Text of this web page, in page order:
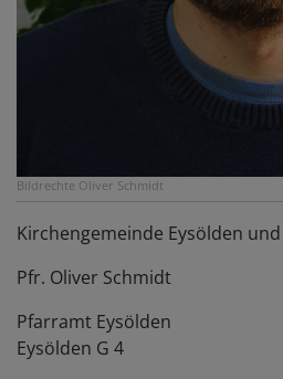
Bildrechte Oliver Schmidt
Kirchengemeinde Eysölden
Pfr. Oliver Schmidt
Pfarramt Eysölden
Eysölden G 4